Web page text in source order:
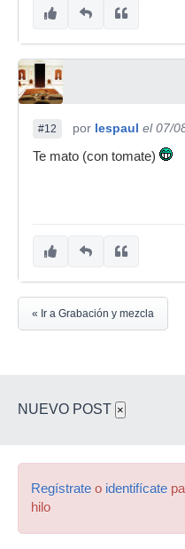
#12 por lespaul el 07/
Te mato (con tomate)
« Ir a Grabación y mezcla
NUEVO POST ×
Regístrate o identifícate
hilo